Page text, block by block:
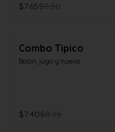
$7.65$8.50
Combo Tipico
Bolón, jugo y huevo
$7.40$8.25